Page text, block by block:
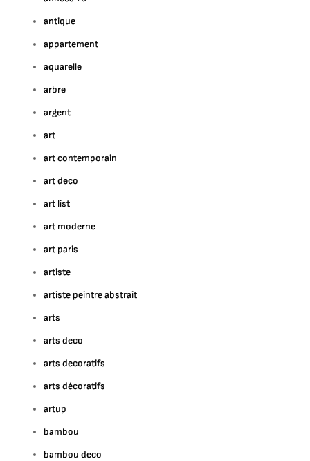
antique
appartement
aquarelle
arbre
argent
art
art contemporain
art deco
art list
art moderne
art paris
artiste
artiste peintre abstrait
arts
arts deco
arts decoratifs
arts décoratifs
artup
bambou
bambou deco